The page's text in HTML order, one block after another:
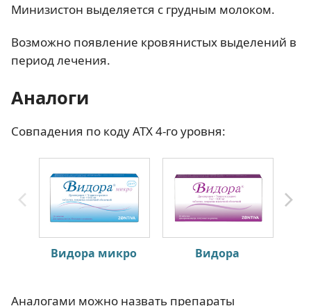
Минизистон выделяется с грудным молоком.
Возможно появление кровянистых выделений в
период лечения.
Аналоги
Совпадения по коду АТХ 4-го уровня:
Видора микро Видора
Аналогами можно назвать препараты